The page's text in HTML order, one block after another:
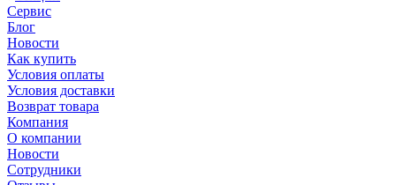
Сервис
Блог
Новости
Как купить
Условия оплаты
Условия доставки
Возврат товара
Компания
О компании
Новости
Сотрудники